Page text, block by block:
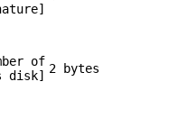
of
disk] 2 bytes